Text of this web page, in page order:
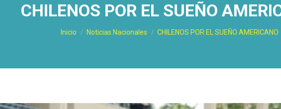
CHILENOS POR EL SUEÑO
Estás aquí:
Inicio Noticias Nacionales CHILENOS POR EL SUEÑO AMERICANO